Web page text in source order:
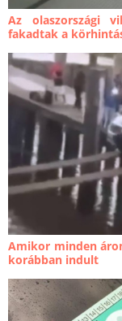
Az olaszországi
fakadtak a
Amikor minden
korábban indult